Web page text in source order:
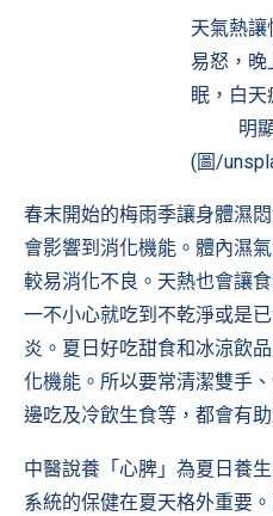
天氣熱讓
易怒，晚
眠，白天
明
(圖/
春末開始的梅雨季讓身體濕
會影響到消化機能。體內濕
較易消化不良。天熱也會讓
一不小心就吃到不乾淨或是
炎。夏日好吃甜食和冰涼飲
化機能。所以要常清潔雙手
邊吃及冷飲生食等，都會有
中醫說養「心脾」為夏日養
系統的保健在夏天格外重要